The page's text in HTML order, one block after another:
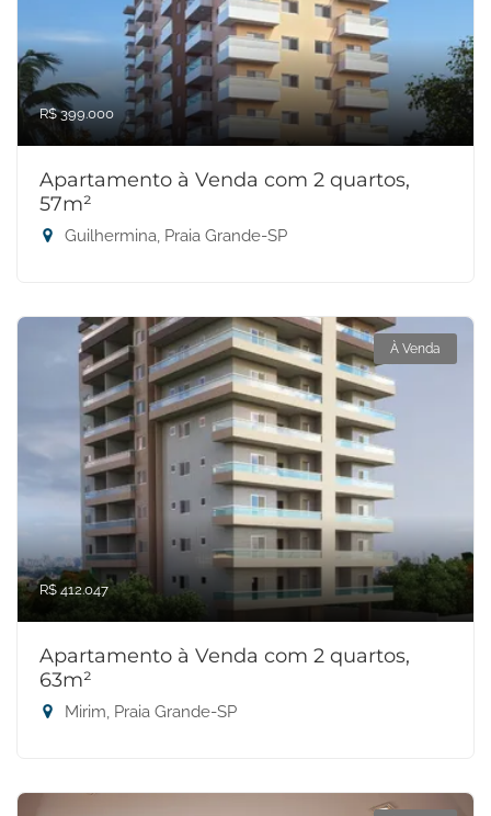
R$ 399.000
Apartamento à Venda com 2 quartos,
57m²
Guilhermina, Praia Grande-SP
À Venda
R$ 412.047
Apartamento à Venda com 2 quartos,
63m²
Mirim, Praia Grande-SP